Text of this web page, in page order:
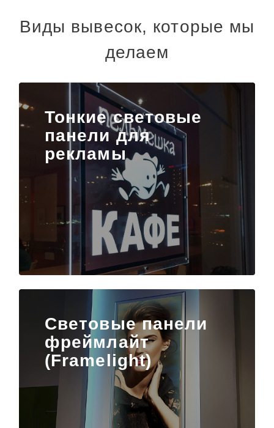
Виды вывесок, которые мы
делаем
Тонкие световые
панели для
рекламы
Световые панели
фреймлайт
(Framelight)